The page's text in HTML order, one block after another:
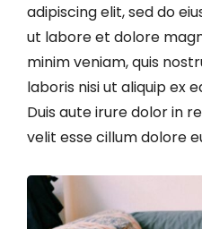
adipiscing elit, sed do
ut labore et dolore
minim veniam, quis
laboris nisi ut aliquip ex
Duis aute irure dolor in
velit esse cillum dolore